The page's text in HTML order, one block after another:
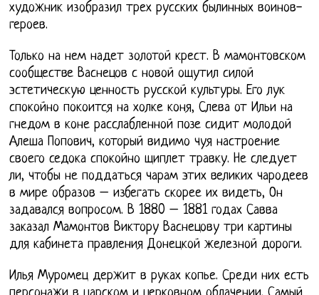
художник изобразил трех русских былинных воинов-
героев.
Только на нем надет золотой крест. В мамонтовском
сообществе Васнецов с новой ощутил силой
эстетическую ценность русской культуры. Его лук
спокойно покоится на холке коня, Слева от Ильи на
гнедом в коне расслабленной позе сидит молодой
Алеша Попович, который видимо чуя настроение
своего седока спокойно щиплет травку. Не следует
ли, чтобы не поддаться чарам этих великих чародеев
в мире образов – избегать скорее их видеть, Он
задавался вопросом. В 1880 – 1881 годах Савва
заказал Мамонтов Виктору Васнецову три картины
для кабинета правления Донецкой железной дороги.
Илья Муромец держит в руках копье. Среди них есть